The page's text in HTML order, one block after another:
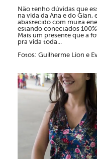
Não tenho dúvidas que
na vida da Ana e do
abastecido com muita
estando conectados
Mais um presente que a
pra vida toda...
Fotos: Guilherme Lion e